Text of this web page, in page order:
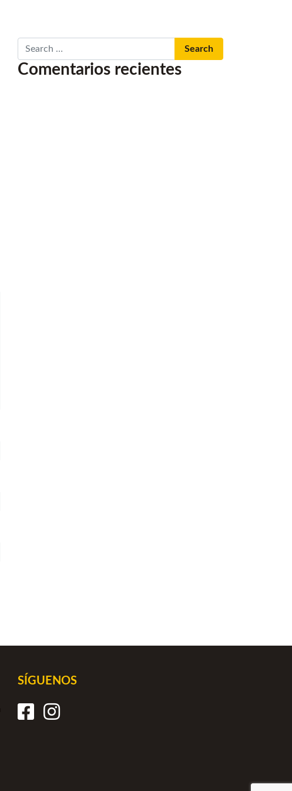
Search
Comentarios recientes
SÍGUENOS